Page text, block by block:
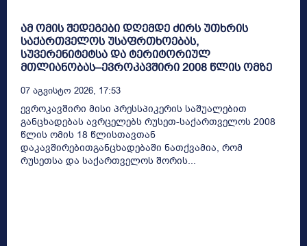
ამ ომის შედეგები დღემდე ძირს უთხრის
საქართველოს უსაფრთხოებას,
სუვერენიტეტსა და ტერიტორიულ
მთლიანობას–ევროკავშირი 2008 წლის ომზე
07 Აგვისტო 2026, 17:53
ევროკავშირი მისი პრესსპიკერის საშუალებით
განცხადებას ავრცელებს რუსეთ-საქართველოს 2008
წლის ომის 18 წლისთავთან
დაკავშირებითგანცხადებაში ნათქვამია, რომ
რუსეთსა და საქართველოს შორის...